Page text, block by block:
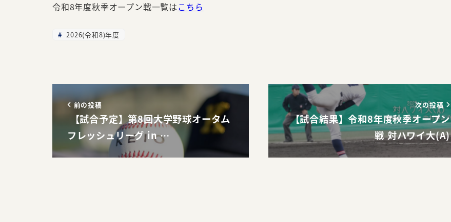
令和8年度秋季オープン戦一覧はこちら
2026(令和8)年度
前の投稿
【試合予定】第8回大学野球オータム
フレッシュリーグ in …
次の投稿
【試合結果】令和8年度秋季オープン
戦 対ハワイ大(A)